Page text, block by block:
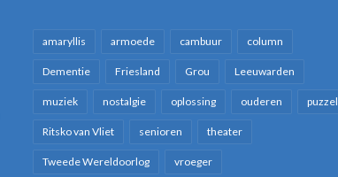
amaryllis armoede cambuur column
Dementie Friesland Grou Leeuwarden
muziek nostalgie oplossing ouderen puzzel
Ritsko van Vliet senioren theater
Tweede Wereldoorlog vroeger